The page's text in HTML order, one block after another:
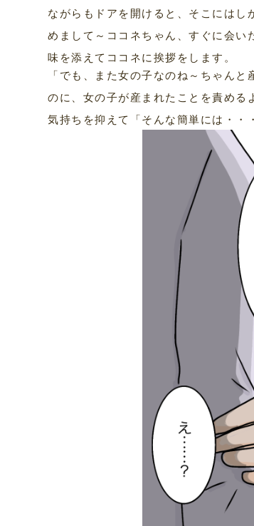
ながらもドアを開けると、そこには
めまして～ココネちゃん、すぐに会
味を添えてココネに挨拶をします。
「でも、また女の子なのね～ちゃん
のに、女の子が産まれたことを責め
気持ちを抑えて「そんな簡単には・・